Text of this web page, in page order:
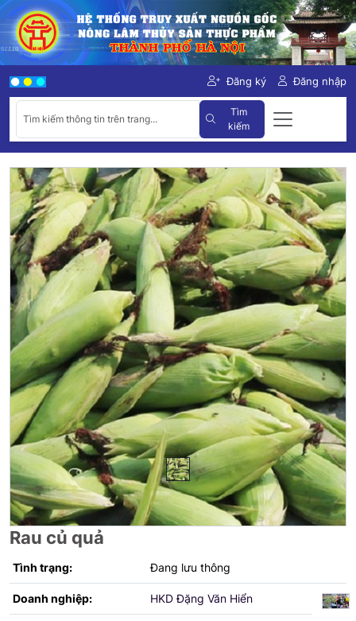
Đăng ký Đăng nhập
Tìm
kiếm
Rau củ quả
Tình trạng: Đang lưu thông
Doanh nghiệp: HKD Đặng Văn Hiển